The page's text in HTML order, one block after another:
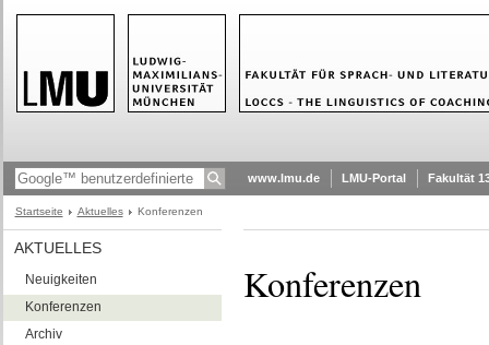
www.lmu.de LMU-Portal Fakultät
Startseite Aktuelles Konferenzen
AKTUELLES
Neuigkeiten
Konferenzen
Archiv
Konferenzen